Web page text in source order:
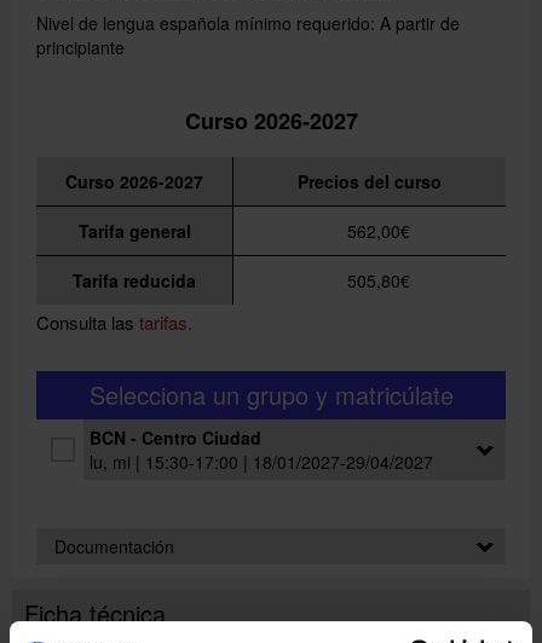
Nivel de lengua española mínimo requerido: A partir de
principiante
Curso 2026-2027
Curso 2026-2027 Precios del curso
Tarifa general 562,00€
Tarifa reducida 505,80€
Consulta las tarifas.
Selecciona un grupo y matricúlate
BCN - Centro Ciudad
lu, mi | 15:30-17:00 | 18/01/2027-29/04/2027
Documentación
METODOLOGÍA
Ficha técnica